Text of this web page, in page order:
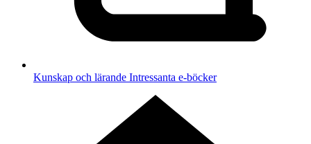
Kunskap och lärande Intressanta e-böcker